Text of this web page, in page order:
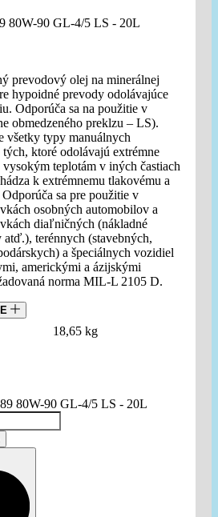
prevodový olej na minerálnej
hypoidné prevody odolávajúce
Odporúča sa na použitie v
obmedzeného preklzu – LS).
všetky typy manuálnych
ktoré odolávajú extrémne
teplotám v iných častiach
k extrémnemu tlakovému a
sa pre použitie v
osobných automobilov a
diaľničných (nákladné
terénnych (stavebných,
a špeciálnych vozidiel
americkými a ázijskými
norma MIL-L 2105 D.
18,65 kg
80W-90 GL-4/5 LS - 20L